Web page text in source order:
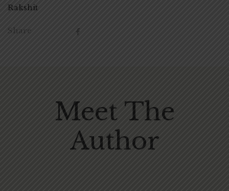
Rakshit
Share
Meet The
Author